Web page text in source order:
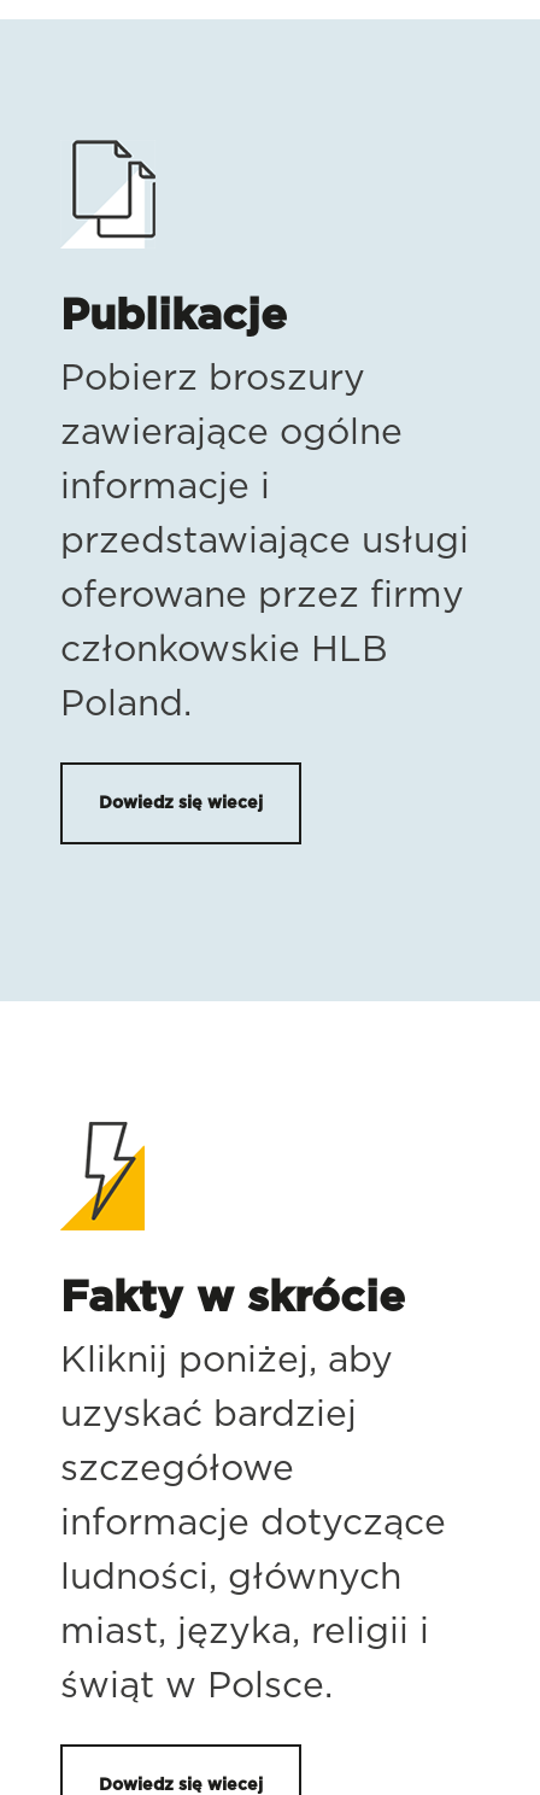
Publikacje
Pobierz broszury
zawierające ogólne
informacje i
przedstawiające usługi
oferowane przez firmy
członkowskie HLB
Poland.
Dowiedz się wiecej
Fakty w skrócie
Kliknij poniżej, aby
uzyskać bardziej
szczegółowe
informacje dotyczące
ludności, głównych
miast, języka, religii i
świąt w Polsce.
Dowiedz się wiecej